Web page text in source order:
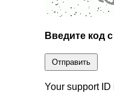
Введите код
Отправить
Your support